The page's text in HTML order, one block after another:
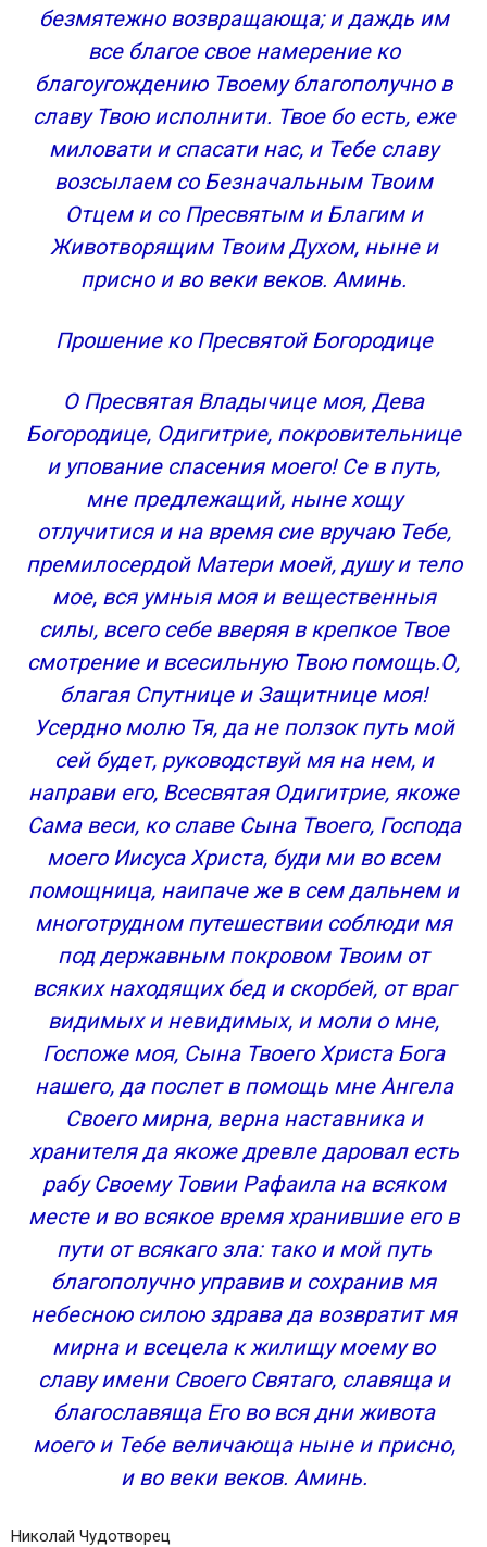
безмятежно возвращающа; и даждь им
все благое свое намерение ко
благоугождению Твоему благополучно в
славу Твою исполнити. Твое бо есть, еже
миловати и спасати нас, и Тебе славу
возсылаем со Безначальным Твоим
Отцем и со Пресвятым и Благим и
Животворящим Твоим Духом, ныне и
присно и во веки веков. Аминь.
Прошение ко Пресвятой Богородице
О Пресвятая Владычице моя, Дева
Богородице, Одигитрие, покровительнице
и упование спасения моего! Се в путь,
мне предлежащий, ныне хощу
отлучитися и на время сие вручаю Тебе,
премилосердой Матери моей, душу и тело
мое, вся умныя моя и вещественныя
силы, всего себе вверяя в крепкое Твое
смотрение и всесильную Твою помощь.О,
благая Спутнице и Защитнице моя!
Усердно молю Тя, да не ползок путь мой
сей будет, руководствуй мя на нем, и
направи его, Всесвятая Одигитрие, якоже
Сама веси, ко славе Сына Твоего, Господа
моего Иисуса Христа, буди ми во всем
помощница, наипаче же в сем дальнем и
многотрудном путешествии соблюди мя
под державным покровом Твоим от
всяких находящих бед и скорбей, от враг
видимых и невидимых, и моли о мне,
Госпоже моя, Сына Твоего Христа Бога
нашего, да послет в помощь мне Ангела
Своего мирна, верна наставника и
хранителя да якоже древле даровал есть
рабу Своему Товии Рафаила на всяком
месте и во всякое время хранившие его в
пути от всякаго зла: тако и мой путь
благополучно управив и сохранив мя
небесною силою здрава да возвратит мя
мирна и всецела к жилищу моему во
славу имени Своего Святаго, славяща и
благославяща Его во вся дни живота
моего и Тебе величающа ныне и присно,
и во веки веков. Аминь.
Николай Чудотворец